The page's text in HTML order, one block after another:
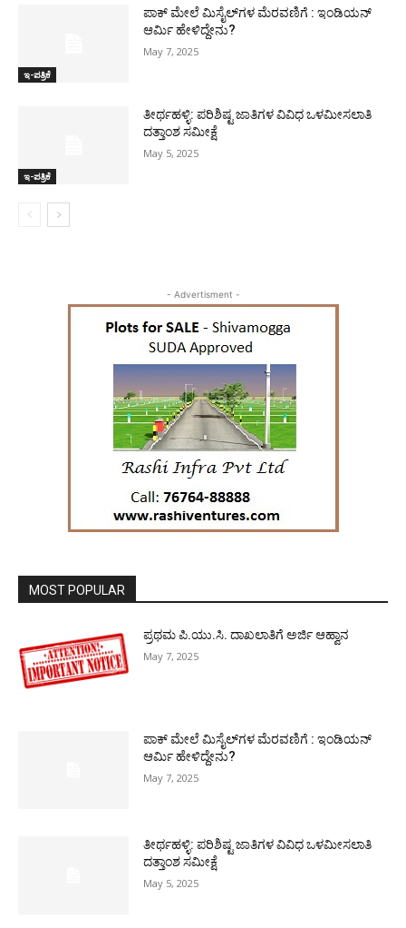
ಇ-ಪತ್ರಿಕೆ
ಪಾಕ್​ ಮೇಲೆ ಮಿಸೈಲ್​ಗಳ ಮೆರವಣಿಗೆ : ಇಂಡಿಯನ್
ಆರ್ಮಿ ಹೇಳಿದ್ದೇನು?
May 7, 2025
ಇ-ಪತ್ರಿಕೆ
ತೀರ್ಥಹಳ್ಳಿ: ಪರಿಶಿಷ್ಟ ಜಾತಿಗಳ ವಿವಿಧ ಒಳಮೀಸಲಾತಿ
ದತ್ತಾಂಶ ಸಮೀಕ್ಷೆ
May 5, 2025
- Advertisment -
MOST POPULAR
ಪ್ರಥಮ ಪಿ.ಯು.ಸಿ. ದಾಖಲಾತಿಗೆ ಅರ್ಜಿ ಆಹ್ವಾನ
May 7, 2025
ಪಾಕ್​ ಮೇಲೆ ಮಿಸೈಲ್​ಗಳ ಮೆರವಣಿಗೆ : ಇಂಡಿಯನ್
ಆರ್ಮಿ ಹೇಳಿದ್ದೇನು?
May 7, 2025
ತೀರ್ಥಹಳ್ಳಿ: ಪರಿಶಿಷ್ಟ ಜಾತಿಗಳ ವಿವಿಧ ಒಳಮೀಸಲಾತಿ
ದತ್ತಾಂಶ ಸಮೀಕ್ಷೆ
May 5, 2025